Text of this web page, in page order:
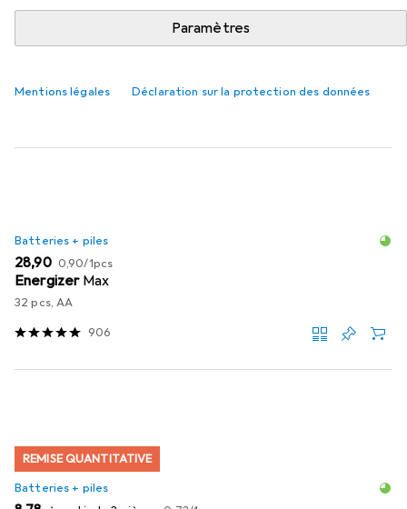
Paramètres
Mentions légales Déclaration sur la protection des données
EUR
11,59 EUR
Batteries + piles
EUR
28,90 EUR
0,90/1pcs
Energizer Max
32 pcs, AA
906
REMISE QUANTITATIVE
Batteries + piles